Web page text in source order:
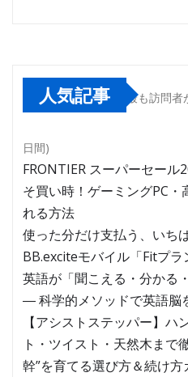
人気記事 最も訪問
日間)
FRONTIER スーパーセール
そ買い時！ゲーミングPC
れる方法
使った分だけ支払う、いち
BB.exciteモバイル「Fitプラ
英語が「聞こえる・分かる
― 科学的メソッドで英語脳
【アシストステッパー】ハ
ト・ツイスト・天然木まで
幹”を育てる選び方＆続け方